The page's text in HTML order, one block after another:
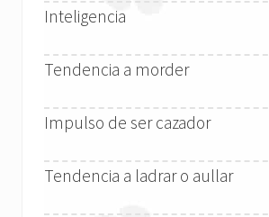
Inteligencia
Tendencia a morder
Impulso de ser cazador
Tendencia a ladrar o aullar